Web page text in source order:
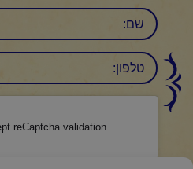
שם
טלפון:
reCaptcha validation.